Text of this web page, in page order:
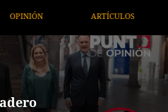
ARTÍCULOS ARTE /